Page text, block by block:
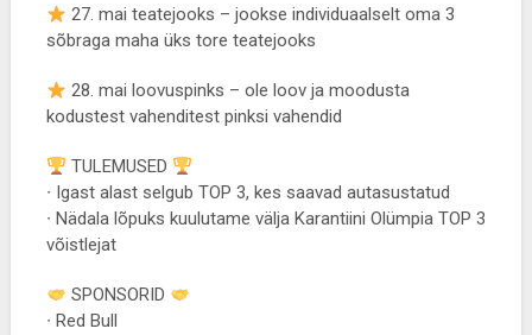
27. mai teatejooks – jookse individuaalselt oma 3
sõbraga maha üks tore teatejooks
28. mai loovuspinks – ole loov ja moodusta
kodustest vahenditest pinksi vahendid
TULEMUSED
∙ Igast alast selgub TOP 3, kes saavad autasustatud
∙ Nädala lõpuks kuulutame välja Karantiini Olümpia TOP 3
võistlejat
SPONSORID
∙ Red Bull